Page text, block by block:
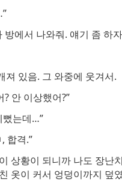
방에서 나와줘. 얘기 좀 하
져 있음. 그 와중에 웃겨서.
안 이상했어?”
뻤는데…”
합격.”
상황이 되니까 나도 장난
옷이 커서 엉덩이까지 덮